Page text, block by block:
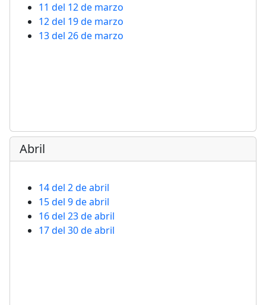
11 del 12 de marzo
12 del 19 de marzo
13 del 26 de marzo
Abril
14 del 2 de abril
15 del 9 de abril
16 del 23 de abril
17 del 30 de abril